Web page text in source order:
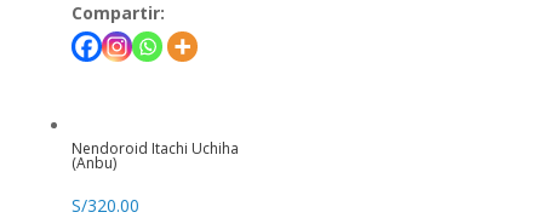
Compartir:
Nendoroid Itachi Uchiha
(Anbu)
S/320.00